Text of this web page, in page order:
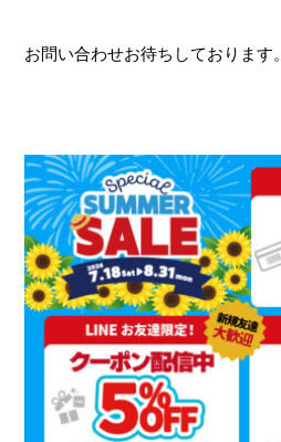
お問い合わせお待ちしております。